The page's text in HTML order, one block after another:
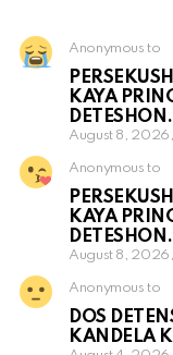
Anonymous to
KAYA
DETESHON.
August 8,
Anonymous to
KAYA
DETESHON.
August 8,
Anonymous to
DOS
KANDELA